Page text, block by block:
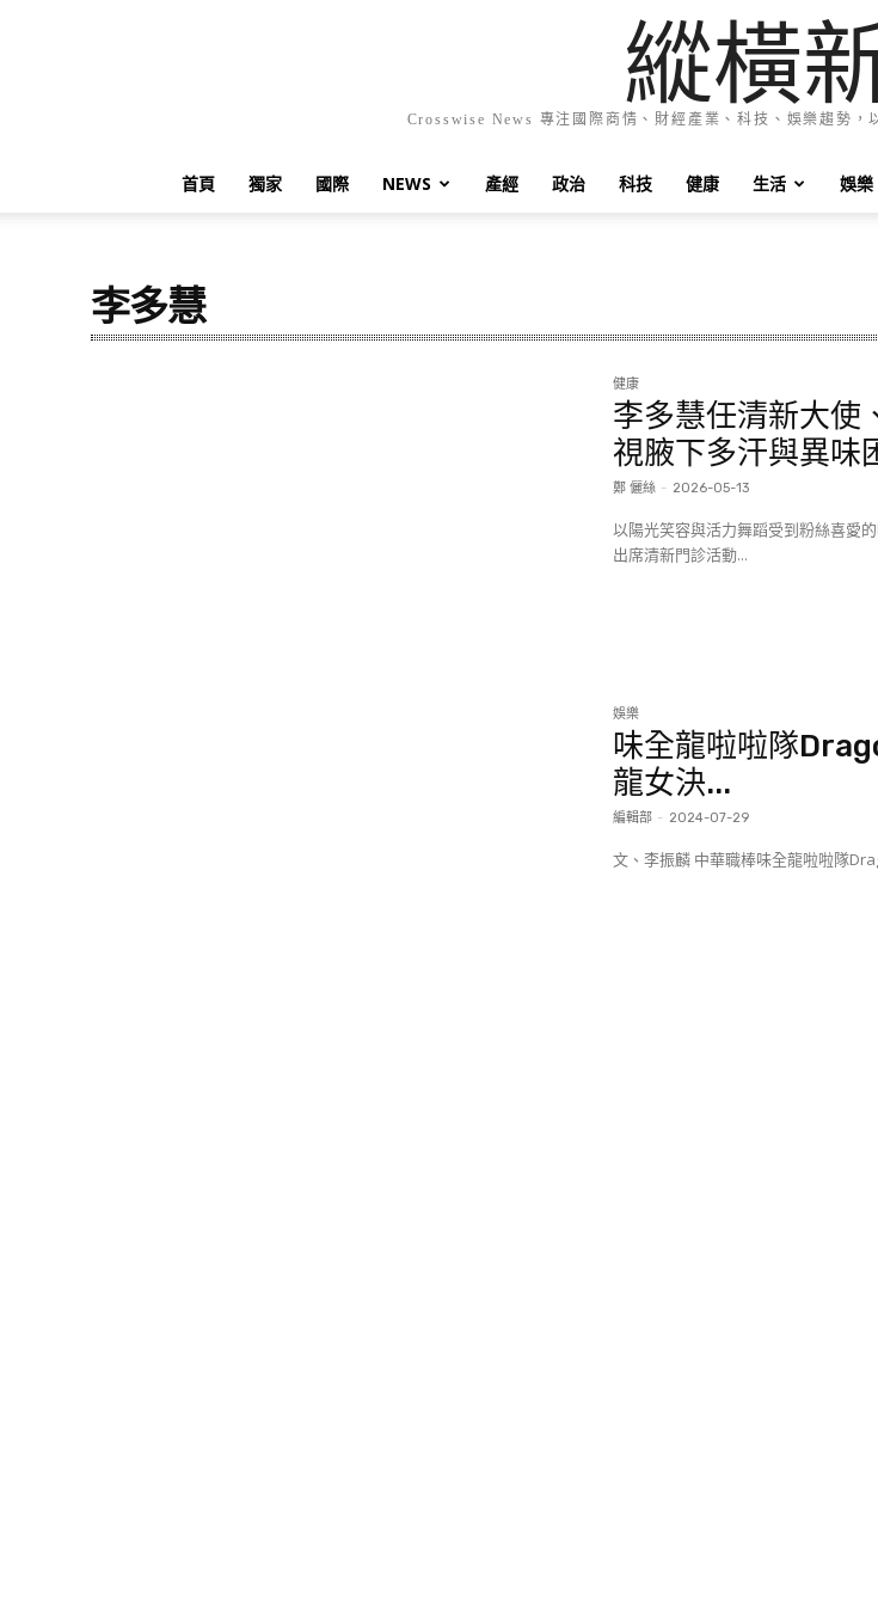
縱橫
Crosswise News 專注國際商情、財經產業、科技、娛樂趨勢，
首頁 獨家 國際 NEWS 產經 政治 科技 健康 生活 娛樂
李多慧
健康
李多慧任清新大使
視腋下多汗與異味
鄭 儷絲 - 2026-05-13
以陽光笑容與活力舞蹈受到粉絲喜愛
出席清新門診活動...
娛樂
味全龍啦啦隊
龍女決...
編輯部 - 2024-07-29
文、李振麟 中華職棒味全龍啦